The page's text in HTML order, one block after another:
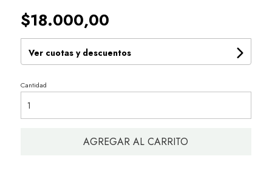
$18.000,00
Ver cuotas y descuentos
Cantidad
AGREGAR AL CARRITO